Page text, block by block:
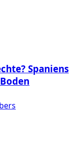
Spaniens